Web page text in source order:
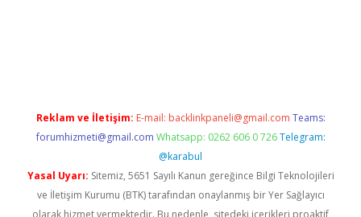
Reklam ve İletişim: E-mail: backlinkpaneli@gmail.com Teams:
forumhizmeti@gmail.com Whatsapp: 0262 606 0 726 Telegram:
@karabul
Yasal Uyarı: Sitemiz, 5651 Sayılı Kanun gereğince Bilgi Teknolojileri
ve İletişim Kurumu (BTK) tarafından onaylanmış bir Yer Sağlayıcı
olarak hizmet vermektedir. Bu nedenle, sitedeki içerikleri proaktif